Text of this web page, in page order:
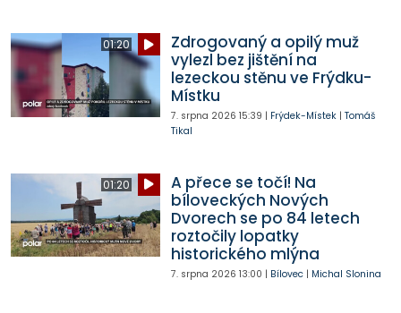
01:20
Zdrogovaný a opilý muž
vylezl bez jištění na
lezeckou stěnu ve Frýdku-
Místku
7. srpna 2026 15:39 | Frýdek-Místek| Tomáš
Tikal
01:20
A přece se točí! Na
bíloveckých Nových
Dvorech se po 84 letech
roztočily lopatky
historického mlýna
7. srpna 2026 13:00 | Bílovec| Michal Slonina